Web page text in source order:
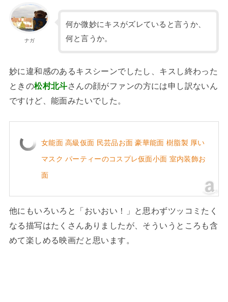
ナガ
何か微妙にキスがズレていると言うか、
何と言うか。
妙に違和感のあるキスシーンでしたし、キスし終わった
ときの松村北斗さんの顔がファンの方には申し訳ないん
ですけど、能面みたいでした。
女能面 高級仮面 民芸品お面 豪華能面 樹脂製 厚い
マスク パーティーのコスプレ仮面小面 室内装飾お
面
他にもいろいろと「おいおい！」と思わずツッコミたく
なる描写はたくさんありましたが、そういうところも含
めて楽しめる映画だと思います。